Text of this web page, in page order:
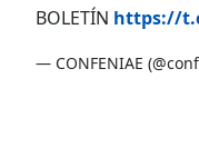
BOLETÍN https://
— CONFENIAE